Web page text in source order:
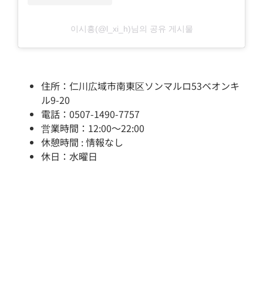
이시흥(@l_xi_h)님의 공유 게시물
住所：仁川広域市南東区ソンマルロ53ベオンキ
ル9-20
電話：0507-1490-7757
営業時間：12:00～22:00
休憩時間 : 情報なし
休日：水曜日